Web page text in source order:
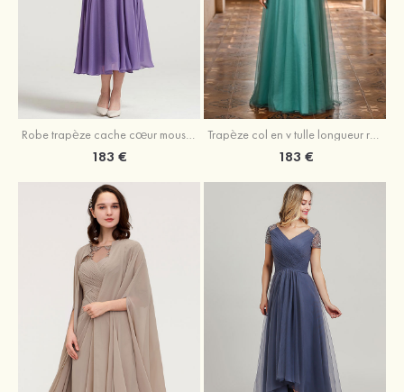
Robe trapèze cache cœur mousseline longueur mollet robe de mère de la mariée avec plissé veste
183 €
Trapèze col en v tulle longueur ras du sol robe de mère de la mariée avec perles paillettes
183 €